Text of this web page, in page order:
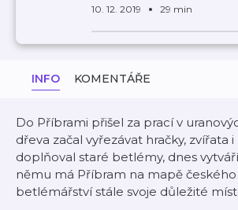
10. 12. 2019 29 min
INFO KOMENTÁŘE
Do Příbrami přišel za prací v
dřeva začal vyřezávat hračky, zvířata
doplňoval staré betlémy, dnes
němu má Příbram na mapě
betlémářství stále svoje důležité